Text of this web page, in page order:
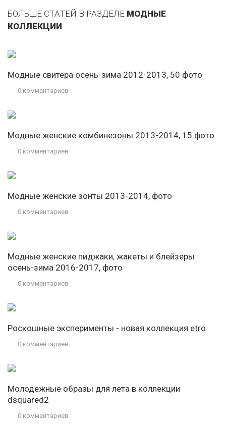
БОЛЬШЕ СТАТЕЙ В РАЗДЕЛЕ МОДНЫЕ
КОЛЛЕКЦИИ
Модные свитера осень-зима 2012-2013, 50 фото
0 комментариев
Модные женские комбинезоны 2013-2014, 15 фото
0 комментариев
Модные женские зонты 2013-2014, фото
0 комментариев
Модные женские пиджаки, жакеты и блейзеры
осень-зима 2016-2017, фото
0 комментариев
Роскошные эксперименты - новая коллекция etro
0 комментариев
Молодежные образы для лета в коллекции
dsquared2
0 комментариев